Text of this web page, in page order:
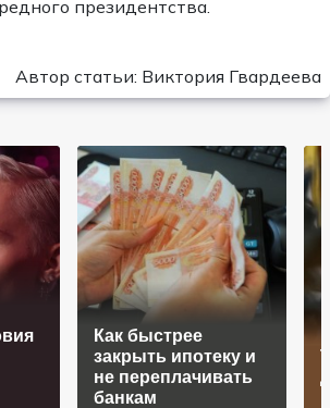
президентства.
Автор статьи: Виктория Гвардеева
Как быстрее
закрыть ипотеку и
не переплачивать
банкам